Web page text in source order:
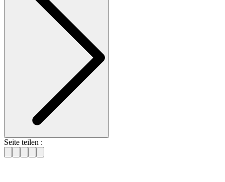
Seite teilen :